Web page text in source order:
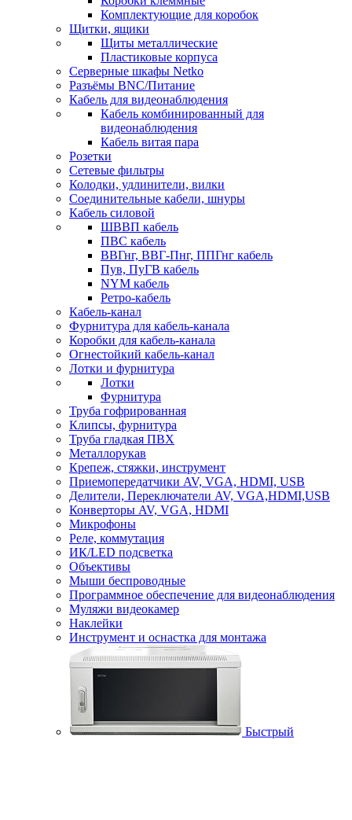
Комплектующие для коробок
Щитки, ящики
Щиты металлические
Пластиковые корпуса
Серверные шкафы Netko
Разъёмы BNC/Питание
Кабель для видеонаблюдения
Кабель комбинированный для
видеонаблюдения
Кабель витая пара
Розетки
Сетевые фильтры
Колодки, удлинители, вилки
Соединительные кабели, шнуры
Кабель силовой
ШВВП кабель
ПВС кабель
ВВГнг, ВВГ-Пнг, ППГнг кабель
Пув, ПуГВ кабель
NYM кабель
Ретро-кабель
Кабель-канал
Фурнитура для кабель-канала
Коробки для кабель-канала
Огнестойкий кабель-канал
Лотки и фурнитура
Лотки
Фурнитура
Труба гофрированная
Клипсы, фурнитура
Труба гладкая ПВХ
Металлорукав
Крепеж, стяжки, инструмент
Приемопередатчики AV, VGA, HDMI, USB
Делители, Переключатели AV, VGA,HDMI,USB
Конверторы AV, VGA, HDMI
Микрофоны
Реле, коммутация
ИК/LED подсветка
Объективы
Мыши беспроводные
Программное обеспечение для видеонаблюдения
Муляжи видеокамер
Наклейки
Инструмент и оснастка для монтажа
Быстрый